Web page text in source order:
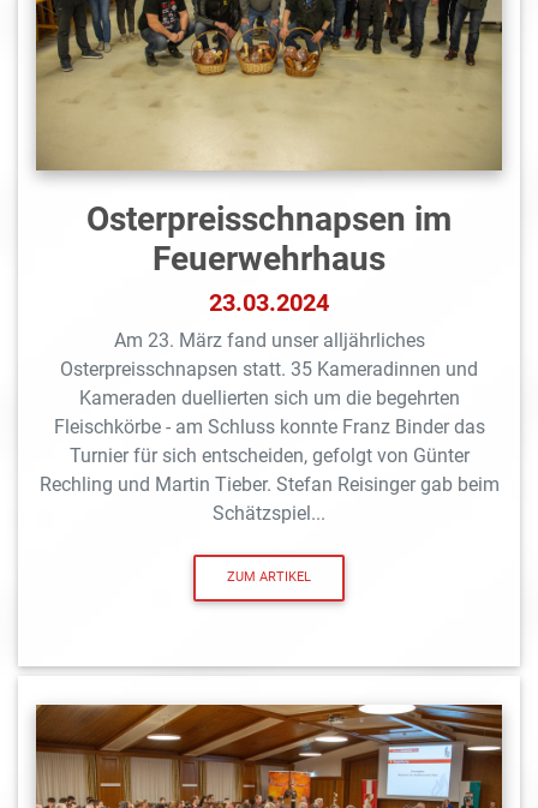
Osterpreisschnapsen im
Feuerwehrhaus
23.03.2024
Am 23. März fand unser alljährliches
Osterpreisschnapsen statt. 35 Kameradinnen und
Kameraden duellierten sich um die begehrten
Fleischkörbe - am Schluss konnte Franz Binder das
Turnier für sich entscheiden, gefolgt von Günter
Rechling und Martin Tieber. Stefan Reisinger gab beim
Schätzspiel...
ZUM ARTIKEL